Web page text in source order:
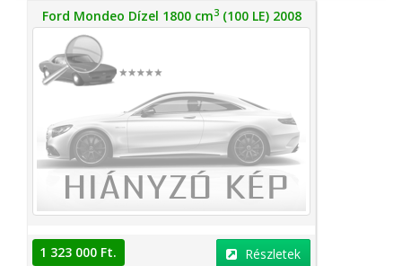
Ford Mondeo Dízel 1800 cm3(100 LE) 2008
1 323 000 Ft. Részletek